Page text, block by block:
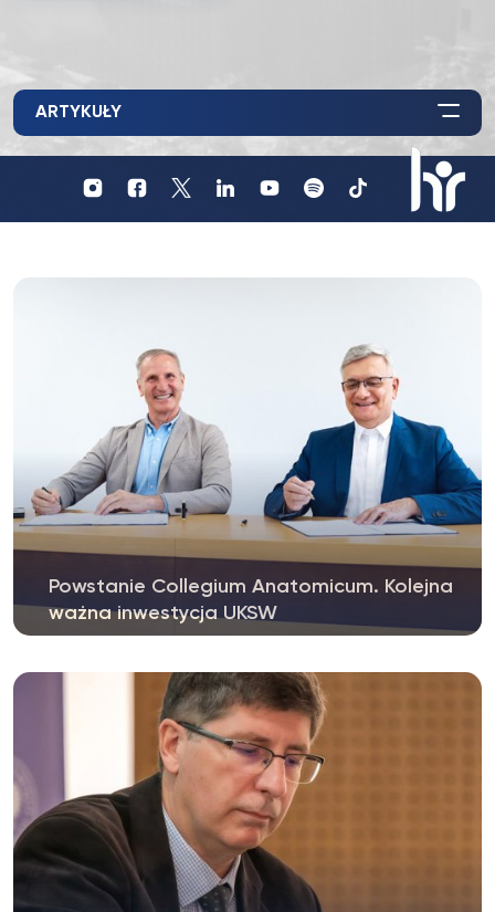
Profil
UKSW
Profil
UKSW
Profil
Profil
UKSW
YouTube
UKSW
UKSW
TikTok
ARTYKUŁY
Powstanie Collegium Anatomicum. Kolejna
ważna inwestycja UKSW
Wyszyńskiego w Warszawie ks. prof. dr...